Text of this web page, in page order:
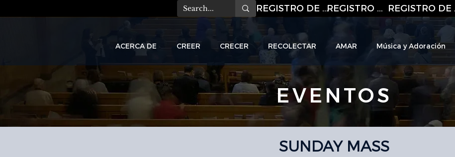
REGISTRO DE CORREO ELECTRÓNICO REGISTRO DE CORREO ELECTRÓNICO
LIC CH
ACERCA DE CREER CRECER RECOLECTAR AMAR Música y Adoración
EVENTOS
SUNDAY MASS